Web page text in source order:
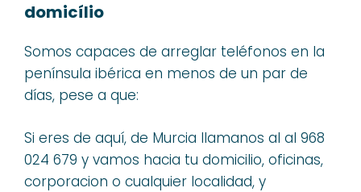
domicílio
Somos capaces de arreglar teléfonos en la
península ibérica en menos de un par de
días, pese a que:
Si eres de aquí, de Murcia llamanos al al 968
024 679 y vamos hacia tu domicilio, oficinas,
corporacion o cualquier localidad, y